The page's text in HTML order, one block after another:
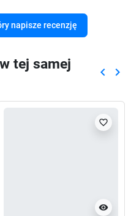
napisze recenzję
tej samej
keyboard_arrow_left keyboard_arrow_right
visibility
favorite_border